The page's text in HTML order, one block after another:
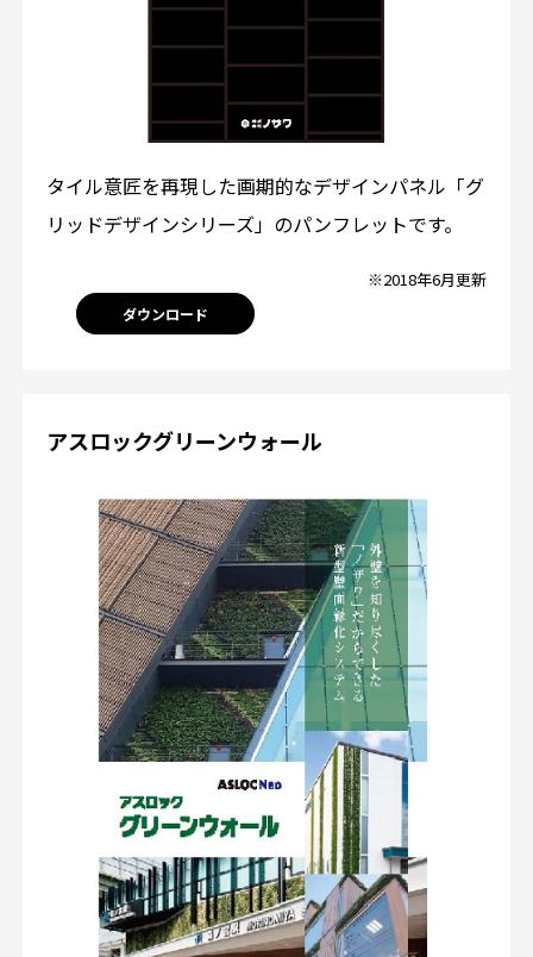
タイル意匠を再現した画期的なデザインパネル「グ
リッドデザインシリーズ」のパンフレットです。
※2018年6月更新
ダウンロード
アスロックグリーンウォール